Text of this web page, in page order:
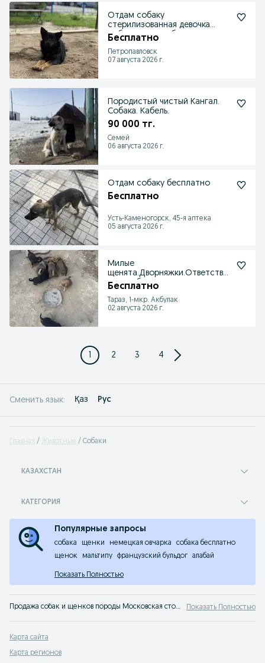
Отдам собаку
стерилизованная девочка
собака ищет добрые руки
Бесплатно
Петропавловск
07 августа 2026 г.
Породистый чистый Кангал.
Собака. Кабель.
90 000 тг.
Семей
06 августа 2026 г.
Отдам собаку бесплатно
Бесплатно
Усть-Каменогорск, 45-я аптека
05 августа 2026 г.
Милые
щенята.Дворняжки.Ответстве
нным обращатся.
Бесплатно
Тараз, 1-мкр. Акбулак
02 августа 2026 г.
1 2 3 4
Сменить язык: Қаз Рус
Главная Животные Собаки
КАЗАХСТАН
КАТЕГОРИЯ
Популярные запросы
собака щенки немецкая овчарка
собака бесплатно
щенок
мальтипу французский бульдог алабай
Показать Полностью
Продажа собак и щенков породы Московская сторожевая. Заведи друга прямо сейчас! На сервисе объявлений OLX Казахстан легко и быстро можно купить щенка Московская сторожевая. Показать Полностью
Карта сайта
Карта регионов